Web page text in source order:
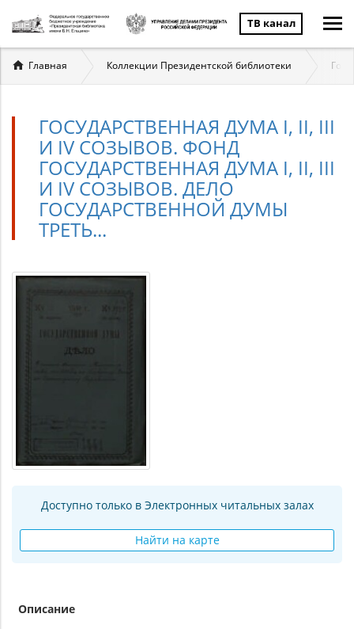
ТВ канал
Вы
здесь
Главная Коллекции Президентской библиотеки
ГОСУДАРСТВЕННАЯ ДУМА I, II, III
И IV СОЗЫВОВ. ФОНД
ГОСУДАРСТВЕННАЯ ДУМА I, II, III
И IV СОЗЫВОВ. ДЕЛО
ГОСУДАРСТВЕННОЙ ДУМЫ
ТРЕТЬ...
Доступно только в Электронных читальных залах
Найти на карте
Описание